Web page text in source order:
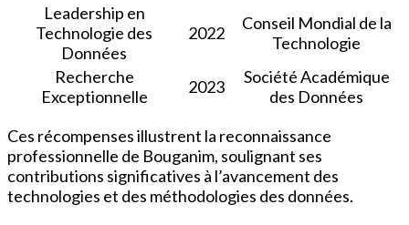
Leadership en
Technologie des
Données
2022
Conseil Mondial de la
Technologie
Recherche
Exceptionnelle
2023
Société Académique
des Données
Ces récompenses illustrent la reconnaissance
professionnelle de Bouganim, soulignant ses
contributions significatives à l’avancement des
technologies et des méthodologies des données.